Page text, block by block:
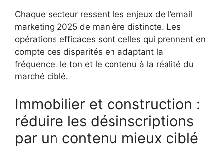
Chaque secteur ressent les enjeux de l’email
marketing 2025 de manière distincte. Les
opérations efficaces sont celles qui prennent en
compte ces disparités en adaptant la
fréquence, le ton et le contenu à la réalité du
marché ciblé.
Immobilier et construction :
réduire les désinscriptions
par un contenu mieux ciblé